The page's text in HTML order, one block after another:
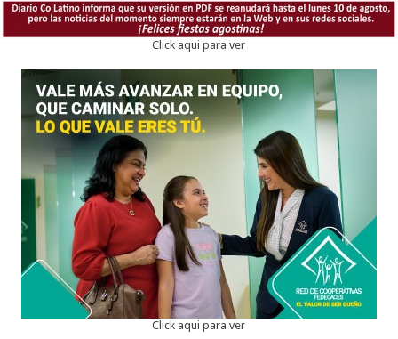
Click aqui para ver
Click aqui para ver